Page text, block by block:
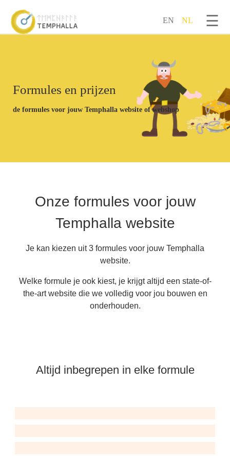
☰
EN NL
Formules en prijzen
de formules voor jouw Temphalla website of webshop
Onze formules voor jouw
Temphalla website
Je kan kiezen uit 3 formules voor jouw Temphalla
website.
Welke formule je ook kiest, je krijgt altijd een state-of-
the-art website die we volledig voor jou bouwen en
onderhouden.
Altijd inbegrepen in elke formule